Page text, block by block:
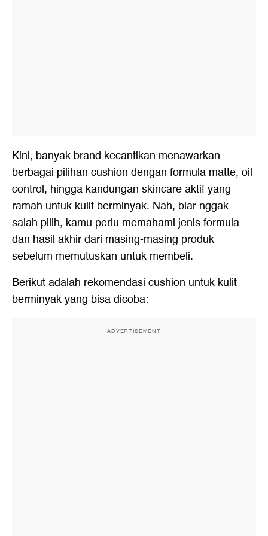
Kini, banyak brand kecantikan menawarkan
berbagai pilihan cushion dengan formula matte, oil
control, hingga kandungan skincare aktif yang
ramah untuk kulit berminyak. Nah, biar nggak
salah pilih, kamu perlu memahami jenis formula
dan hasil akhir dari masing-masing produk
sebelum memutuskan untuk membeli.
Berikut adalah rekomendasi cushion untuk kulit
berminyak yang bisa dicoba:
ADVERTISEMENT